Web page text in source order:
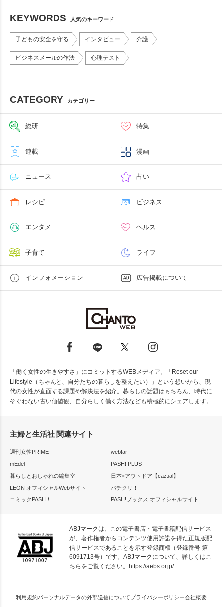
KEYWORDS 人気のキーワード
子どもの安全を守る インタビュー 介護
ビジネスメールの作法 心理テスト
CATEGORY カテゴリー
総研 特集
連載 漫画
ニュース 占い
レシピ ビジネス
エンタメ ヘルス
子育て ライフ
インフォメーション 広告掲載について
「働く女性の生きやすさ」にコミットするWEBメディア。「Reset our
Lifestyle（ちゃんと、自分たちの暮らしを整えたい）」という想いから、現
代の女性が直面する課題や解決法を紹介。暮らしの話題はもちろん、時代に
そぐわない古い価値観、自分らしく働く方法なども積極的にシェアします。
主婦と生活社 関連サイト
週刊女性PRIME
web!ar
mEdel
PASH! PLUS
暮らしとおしゃれの編集室
日本×アウトドア【cazual】
LEON オフィシャルWebサイト
パチクリ！
コミックPASH！
PASH!ブックス オフィシャルサイト
ABJマークは、この電子書店・電子書籍配信サービス
が、著作権者からコンテンツ使用許諾を得た正規版配
信サービスであることを示す登録商標（登録番号 第
6091713号）です。ABJマークについて、詳しくはこ
ちらをご覧ください。
https://aebs.or.jp/
利用規約パーソナルデータの外部送信についてプライバシーポリシー会社概要